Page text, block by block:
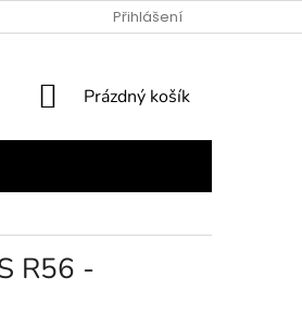
OCHRANY OSOBNÍCH ÚDAJŮ
Přihlášení
NÁKUPNÍ
Prázdný košík
R56 -